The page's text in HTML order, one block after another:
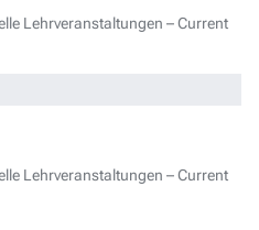
Lehrveranstaltungen – Current
Lehrveranstaltungen – Current